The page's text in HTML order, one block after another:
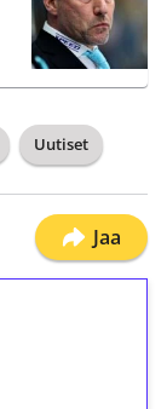
Uutiset
Jaa